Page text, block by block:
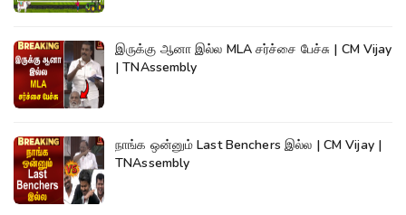
இருக்கு ஆனா இல்ல MLA சர்ச்சை பேச்சு | CM Vijay
| TNAssembly
நாங்க ஒன்னும் Last Benchers இல்ல | CM Vijay |
TNAssembly